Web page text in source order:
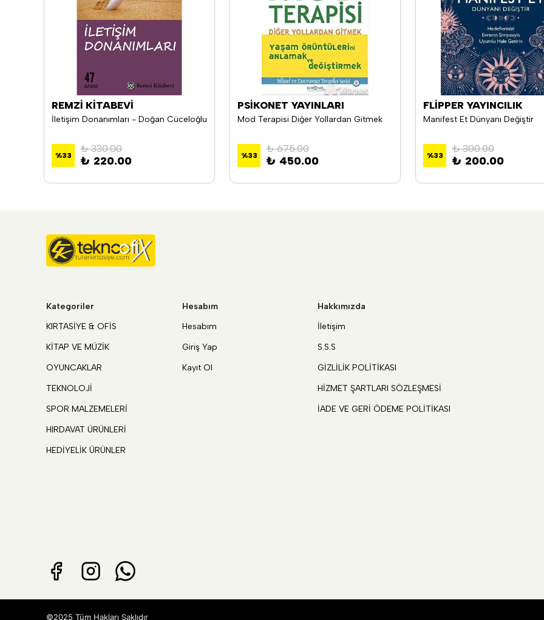
REMZİ KİTABEVİ
İletişim Donanımları - Doğan Cüceloğlu
%33
₺ 330.00
₺ 220.00
PSİKONET YAYINLARI
Mod Terapisi Diğer Yollardan Gitmek
%33
₺ 675.00
₺ 450.00
FLİPPER YAYINCILIK
Manifest Et Dünyanı Değiştir
%33
₺ 300.00
₺ 200.00
Kategoriler
KIRTASİYE & OFİS
KİTAP VE MÜZİK
OYUNCAKLAR
TEKNOLOJİ
SPOR MALZEMELERİ
HIRDAVAT ÜRÜNLERİ
HEDİYELİK ÜRÜNLER
Hesabım
Hesabım
Giriş Yap
Kayıt Ol
Hakkımızda
İletişim
S.S.S
GİZLİLİK POLİTİKASI
HİZMET ŞARTLARI SÖZLEŞMESİ
İADE VE GERİ ÖDEME POLİTİKASI
©2025 Tüm Hakları Saklıdır